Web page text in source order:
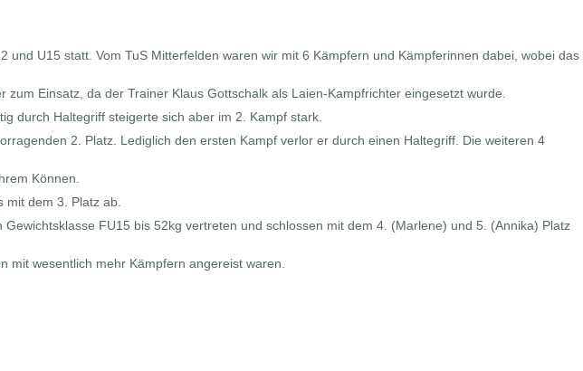
U15 statt. Vom TuS Mitterfelden waren wir mit 6 Kämpfern und Kämpferinnen dabei, wobei das
Einsatz, da der Trainer Klaus Gottschalk als Laien-Kampfrichter eingesetzt wurde.
durch Haltegriff steigerte sich aber im 2. Kampf stark.
2. Platz. Lediglich den ersten Kampf verlor er durch einen Haltegriff. Die weiteren 4
Können.
dem 3. Platz ab.
FU15 bis 52kg vertreten und schlossen mit dem 4. (Marlene) und 5. (Annika) Platz
mit wesentlich mehr Kämpfern angereist waren.